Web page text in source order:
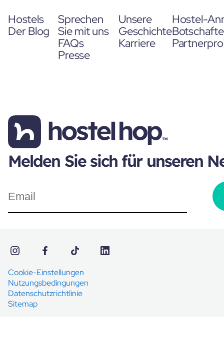
Hostels
Der Blog
Sprechen
Sie mit uns
FAQs
Presse
Unsere
Geschichte
Karriere
Hostel-
Melden Sie sich für unseren
Cookie-Einstellungen
Nutzungsbedingungen
Datenschutzrichtlinie
Sitemap